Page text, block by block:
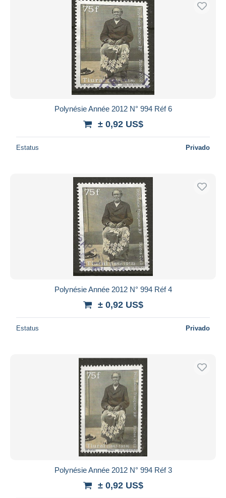
Sólo con descuento
Métodos de pago
PayPal
Transferencia bancaria
Mastercard
Deseleccionar todo
Aplicar
Polynésie Année 2012 N° 994 Réf 6
± 0,92 US$
Estatus Privado
Polynésie Année 2012 N° 994 Réf 4
± 0,92 US$
Estatus Privado
Polynésie Année 2012 N° 994 Réf 3
± 0,92 US$